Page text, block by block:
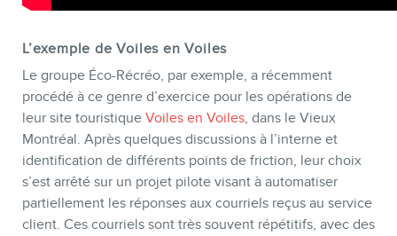
L’exemple de Voiles en Voiles
Le groupe Éco-Récréo, par exemple, a récemment
procédé à ce genre d’exercice pour les opérations de
leur site touristique Voiles en Voiles, dans le Vieux
Montréal. Après quelques discussions à l’interne et
identification de différents points de friction, leur choix
s’est arrêté sur un projet pilote visant à automatiser
partiellement les réponses aux courriels reçus au service
client. Ces courriels sont très souvent répétitifs, avec des